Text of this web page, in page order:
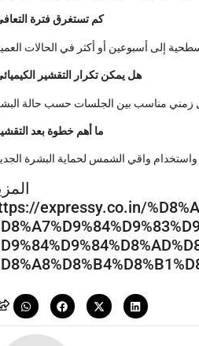
كم تستغرق فترة
هل يمكن تكرار التقشير
ما أهم خطوة بعد
expressy.co.in/